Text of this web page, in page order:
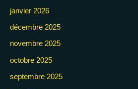
janvier 2026
décembre 2025
novembre 2025
octobre 2025
septembre 2025